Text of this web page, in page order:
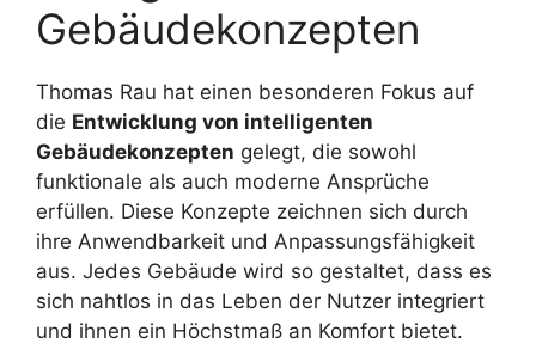
Gebäudekonzepten
Thomas Rau hat einen besonderen Fokus auf
die Entwicklung von intelligenten
Gebäudekonzepten gelegt, die sowohl
funktionale als auch moderne Ansprüche
erfüllen. Diese Konzepte zeichnen sich durch
ihre Anwendbarkeit und Anpassungsfähigkeit
aus. Jedes Gebäude wird so gestaltet, dass es
sich nahtlos in das Leben der Nutzer integriert
und ihnen ein Höchstmaß an Komfort bietet.